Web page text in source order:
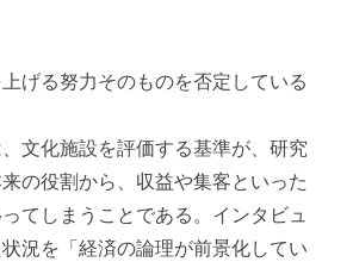
げる努力そのものを否定している
文化施設を評価する基準が、研究
の役割から、収益や集客といった
てしまうことである。インタビュ
況を「経済の論理が前景化してい